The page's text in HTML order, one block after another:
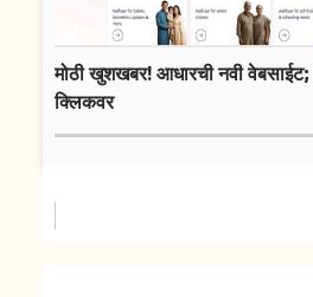
मोठी खुशखबर! आधारची नवी
क्लिकवर